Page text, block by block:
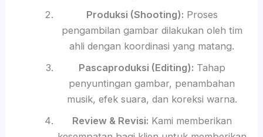
Produksi (Shooting): Proses
pengambilan gambar dilakukan oleh tim
ahli dengan koordinasi yang matang.
Pascaproduksi (Editing): Tahap
penyuntingan gambar, penambahan
musik, efek suara, dan koreksi warna.
Review & Revisi: Kami memberikan